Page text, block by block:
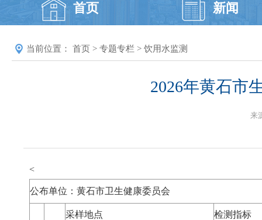
首页 新闻
当前位置： 首页 > 专题专栏 > 饮用水监测
2026年黄石市
来
<
公布单位：黄石市卫生健康委员会
采样地点 检测指标